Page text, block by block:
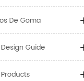
De Goma
Guide